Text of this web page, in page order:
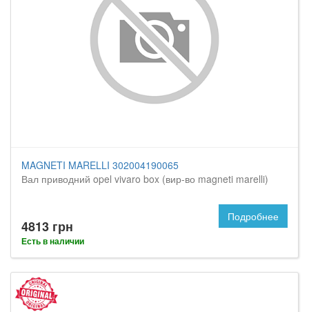
MAGNETI MARELLI 302004190065
Вал приводний opel vivaro box (вир-во magneti marelli)
4813 грн
Есть в наличии
Подробнее